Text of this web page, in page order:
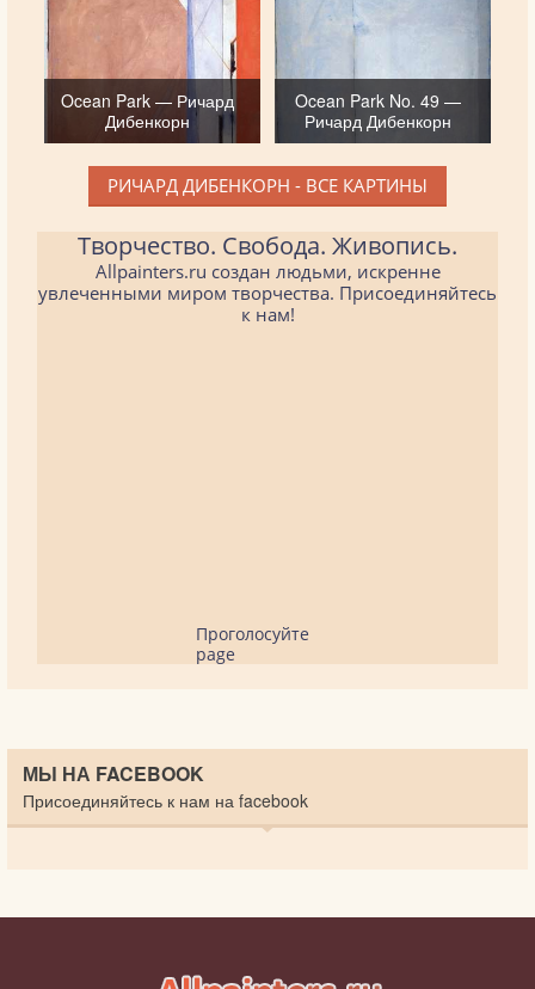
Ocean Park — Ричард
Дибенкорн
Ocean Park No. 49 —
Ричард Дибенкорн
РИЧАРД ДИБЕНКОРН - ВСЕ КАРТИНЫ
Творчество. Свобода. Живопись.
Allpainters.ru создан людьми, искренне
увлеченными миром творчества. Присоединяйтесь
к нам!
Проголосуйте
page
МЫ НА FACEBOOK
Присоединяйтесь к нам на facebook